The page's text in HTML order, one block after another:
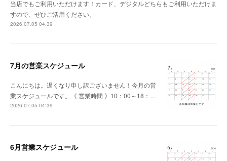
当店でもご利用いただけます！カード、デジタルどちらもご利用いただけま
すので、ぜひご活用ください。
2026.07.05 04:39
7月の営業スケジュール
こんにちは。遅くなり申し訳ございません！今月の営
業スケジュールです。《 営業時間 》10：00～18：…
2026.07.05 04:39
6月営業スケジュール